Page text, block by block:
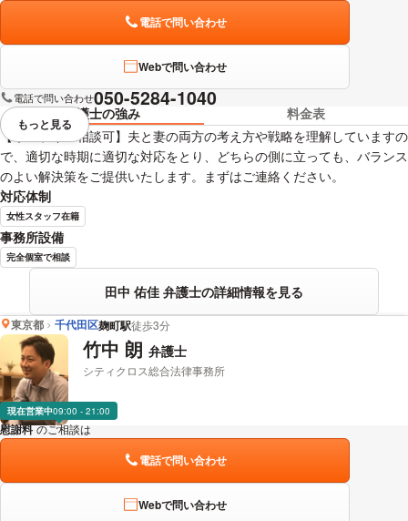
電話で問い合わせ
Webで問い合わせ
電話で問い合わせ050-5284-1040
弁護士の強み
料金表
【オンライン相談可】夫と妻の両方の考え方や戦略を理解していますの
で、適切な時期に適切な対応をとり、どちらの側に立っても、バランス
のよい解決策をご提供いたします。まずはご連絡ください。
対応体制
女性スタッフ在籍
事務所設備
完全個室で相談
田中 佑佳 弁護士の詳細情報を見る
視覚的に省略されている要素を
もっと見る
東京都 千代田区麹町駅徒歩3分
竹中 朗 弁護士
シティクロス総合法律事務所
現在営業中09:00 - 21:00
慰謝料 のご相談は
電話で問い合わせ
Webで問い合わせ